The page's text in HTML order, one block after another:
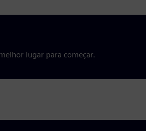
lugar para começar.